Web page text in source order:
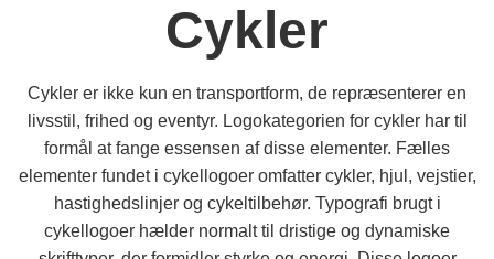
Cykler
Cykler er ikke kun en transportform, de repræsenterer en
livsstil, frihed og eventyr. Logokategorien for cykler har til
formål at fange essensen af disse elementer. Fælles
elementer fundet i cykellogoer omfatter cykler, hjul, vejstier,
hastighedslinjer og cykeltilbehør. Typografi brugt i
cykellogoer hælder normalt til dristige og dynamiske